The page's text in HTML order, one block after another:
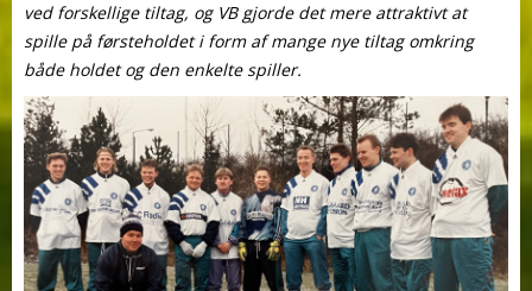
ved forskellige tiltag, og VB gjorde det mere attraktivt at
spille på førsteholdet i form af mange nye tiltag omkring
både holdet og den enkelte spiller.